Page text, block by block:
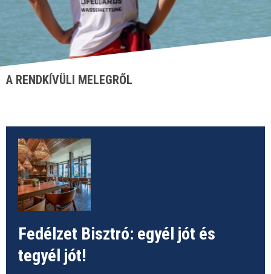
A RENDKÍVÜLI MELEGRŐL
Fedélzet Bisztró: egyél jót és
tegyél jót!